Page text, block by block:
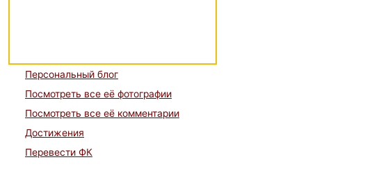
Персональный блог
Посмотреть все её фотографии
Посмотреть все её комментарии
Достижения
Перевести ФК